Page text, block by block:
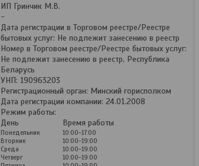
ИП Гринчик М.В.
-
Дата регистрации в Торговом реестре/Реестре
бытовых услуг: Не подлежит занесению в реестр
Номер в Торговом реестре/Реестре бытовых услуг:
Не подлежит занесению в реестр, Республика
Беларусь
УНП: 190963203
Регистрационный орган: Минский горисполком
Дата регистрации компании: 24.01.2008
Режим работы:
День
Время работы
Понедельник
10:00-17:00
Вторник
10:00-19:00
Среда
10:00-19:00
Четверг
10:00-19:00